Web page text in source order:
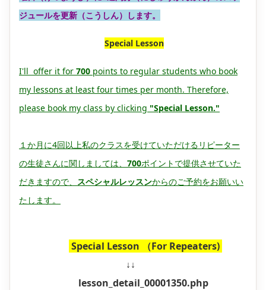
ジュールを更新（こうしん）します。
Special Lesson
I'll offer it for 700 points to regular students who book
my lessons at least four times per month. Therefore,
please book my class by clicking "Special Lesson."
１か月に4回以上私のクラスを受けていただけるリピーター
の生徒さんに関しましては、 700ポイントで提供させていた
だきますので、
スペシャルレッスンからのご予約をお願いい
たします。
Special Lesson （For Repeaters)
↓↓
lesson_detail_00001350.php